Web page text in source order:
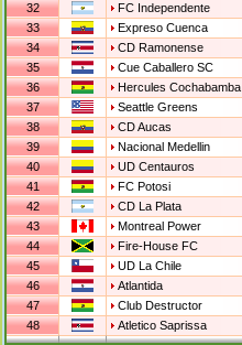
32
FC Independente
33
Expreso Cuenca
34
CD Ramonense
35
Cue Caballero SC
36
Hercules Cochabamba
37
Seattle Greens
38
CD Aucas
39
Nacional Medellin
40
UD Centauros
41
FC Potosi
42
CD La Plata
43
Montreal Power
44
Fire-House FC
45
UD La Chile
46
Atlantida
47
Club Destructor
48
Atletico Saprissa